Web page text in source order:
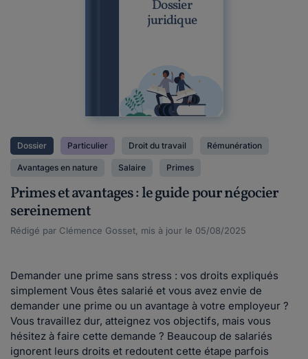
Dossier
juridique
Dossier Particulier Droit du travail Rémunération
Avantages en nature Salaire Primes
Primes et avantages : le guide pour négocier
sereinement
Rédigé par Clémence Gosset, mis à jour le 05/08/2025
Demander une prime sans stress : vos droits expliqués
simplement Vous êtes salarié et vous avez envie de
demander une prime ou un avantage à votre employeur ?
Vous travaillez dur, atteignez vos objectifs, mais vous
hésitez à faire cette demande ? Beaucoup de salariés
ignorent leurs droits et redoutent cette étape parfois